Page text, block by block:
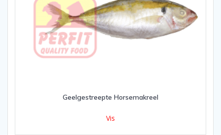
Geelgestreepte Horsemakreel
Vis